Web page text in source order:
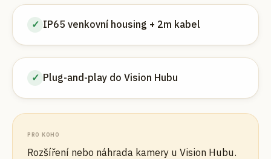
✓ IP65 venkovní housing + 2m kabel
✓ Plug-and-play do Vision Hubu
PRO KOHO
Rozšíření nebo náhrada kamery u Vision Hubu.